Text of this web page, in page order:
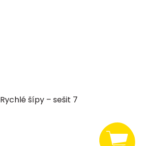
Rychlé šípy – sešit 7